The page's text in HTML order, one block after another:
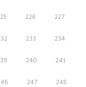
226 227
233 234
240 241
247 248